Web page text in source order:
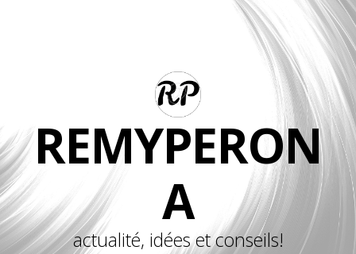
REMYPERON
A
actualité, idées et conseils!